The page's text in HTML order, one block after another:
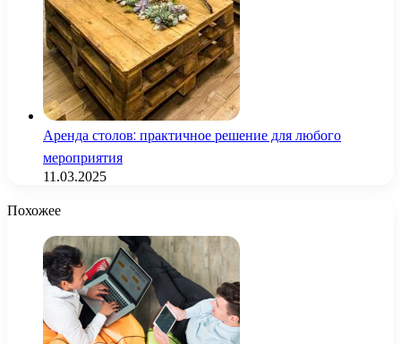
Аренда столов: практичное решение для любого
мероприятия
11.03.2025
Похожее